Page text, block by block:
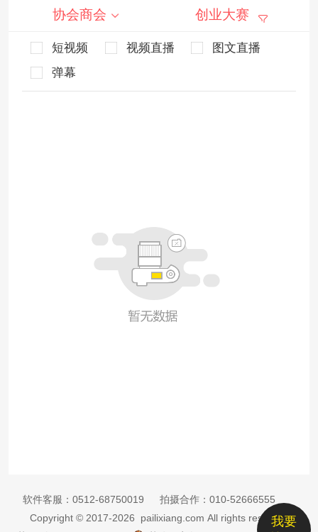
协会商会 创业大赛
短视频 视频直播
图文直播
弹幕
我要
软件客服： 0512-68750019 拍摄合作： 010-52666555
Copyright © 2017-2026 pailixiang.com All rights reserved